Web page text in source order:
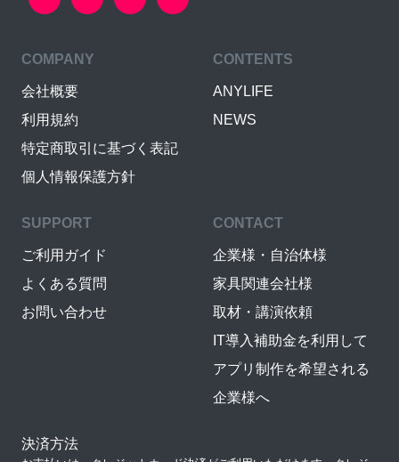
COMPANY
会社概要
利用規約
特定商取引に基づく表記
個人情報保護方針
CONTENTS
ANYLIFE
NEWS
SUPPORT
ご利用ガイド
よくある質問
お問い合わせ
CONTACT
企業様・自治体様
家具関連会社様
取材・講演依頼
IT導入補助金を利用して
アプリ制作を希望される
企業様へ
決済方法